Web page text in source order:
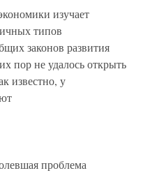
изучает
типов
законов развития
пор не удалось открыть
известно, у
проблема